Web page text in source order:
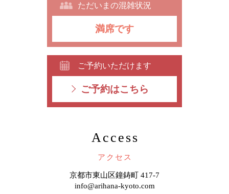
ただいまの混雑状況
満席です
ご予約いただけます
ご予約はこちら
Access
アクセス
京都市東山区鐘鋳町 417-7
info@arihana-kyoto.com